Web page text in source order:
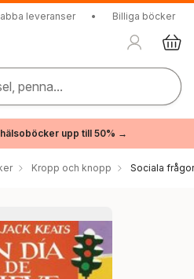
leveranser • Billiga böcker
penna...
upp till 50% →
Kropp och knopp Sociala frågor